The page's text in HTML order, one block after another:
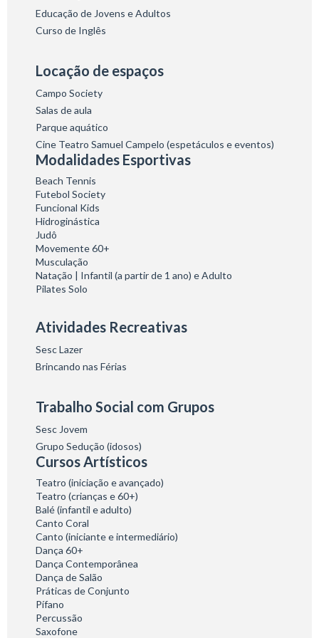
Educação de Jovens e Adultos
Curso de Inglês
Locação de espaços
Campo Society
Salas de aula
Parque aquático
Cine Teatro Samuel Campelo (espetáculos e eventos)
Modalidades Esportivas
Beach Tennis
Futebol Society
Funcional Kids
Hidroginástica
Judô
Movemente 60+
Musculação
Natação | Infantil (a partir de 1 ano) e Adulto
Pilates Solo
Atividades Recreativas
Sesc Lazer
Brincando nas Férias
Trabalho Social com Grupos
Sesc Jovem
Grupo Sedução (idosos)
Cursos Artísticos
Teatro (iniciação e avançado)
Teatro (crianças e 60+)
Balé (infantil e adulto)
Canto Coral
Canto (iniciante e intermediário)
Dança 60+
Dança Contemporânea
Dança de Salão
Práticas de Conjunto
Pífano
Percussão
Saxofone